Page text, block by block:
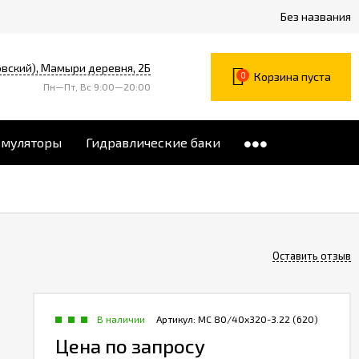
Без названия
Мамыри деревня, 2Б
Пн—Пт, Вс 9:00—20:00
0 Корзина пуста
Гидравлические баки
Оставить отзыв
Артикул: МС 80/40х320-3.22 (620)
В наличии
Цена по запросу